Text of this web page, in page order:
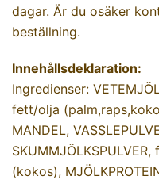
dagar. Är du osäker
beställning.
Innehållsdeklaration:
Ingredienser:
fett/olja
MANDEL,
(kokos),